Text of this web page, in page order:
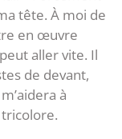
tête. À moi de
en œuvre
aller vite. Il
de devant,
à
tricolore.